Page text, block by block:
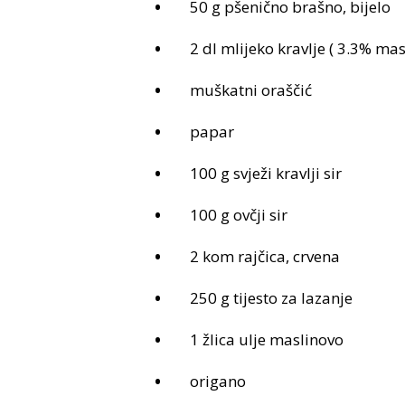
50 g pšenično brašno, bijelo
2 dl mlijeko kravlje ( 3.3%
muškatni oraščić
papar
100 g svježi kravlji sir
100 g ovčji sir
2 kom rajčica, crvena
250 g tijesto za lazanje
1 žlica ulje maslinovo
origano